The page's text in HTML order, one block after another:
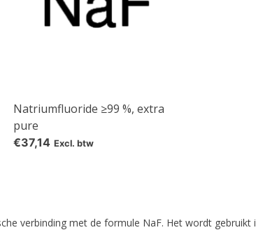
Natriumfluoride ≥99 %, extra
pure
€37,14 Excl. btw
verbinding met de formule NaF. Het wordt